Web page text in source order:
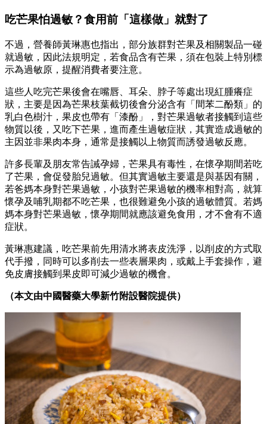
吃芒果怕過敏？食用前「這樣做」就對了
不過，營養師黃琳惠也指出，部分族群對芒果及相關製品一碰
就過敏，因此法規明定，若食品含有芒果，須在包裝上特別標
示為過敏原，提醒消費者要注意。
這些人吃完芒果後會在嘴唇、耳朵、脖子等處出現紅腫癢症
狀，主要是因為芒果枝葉截切後會分泌含有「間苯二酚類」的
乳白色樹汁，果皮也帶有「漆酚」，對芒果過敏者接觸到這些
物質以後，又吃下芒果，進而產生過敏症狀，其實造成過敏的
主因並非果肉本身，通常是接觸以上物質而誘發過敏反應。
許多長輩及朋友常告誡孕婦，芒果具有毒性，在懷孕期間若吃
了芒果，會促發胎兒過敏。但其實過敏主要還是與基因有關，
若爸媽本身對芒果過敏，小孩對芒果過敏的機率相對高，就算
懷孕及哺乳期都不吃芒果，也很難避免小孩的過敏體質。若媽
媽本身對芒果過敏，懷孕期間就應該避免食用，才不會有不適
症狀。
黃琳惠建議，吃芒果前先用清水將表皮洗淨，以削皮的方式取
代手撥，同時可以多削去一些表層果肉，或戴上手套操作，避
免皮膚接觸到果皮即可減少過敏的機會。
（本文由中國醫藥大學新竹附設醫院提供）